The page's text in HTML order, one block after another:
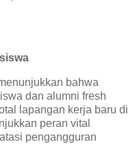
bahwa
dan alumni fresh
lapangan kerja baru di
peran vital
pengangguran